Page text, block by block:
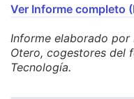
Ver Informe completo
Informe elaborado
Otero, cogestores del
Tecnología.